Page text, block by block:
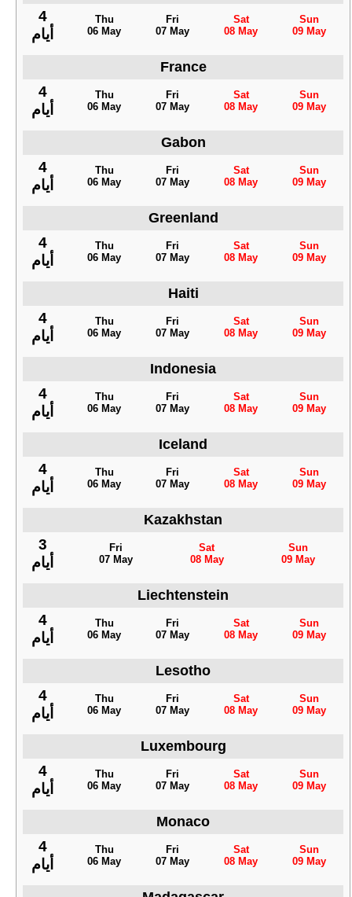
4
أيام
Thu
06 May
Fri
07 May
Sat
08 May
Sun
09 May
France
4
أيام
Thu
06 May
Fri
07 May
Sat
08 May
Sun
09 May
Gabon
4
أيام
Thu
06 May
Fri
07 May
Sat
08 May
Sun
09 May
Greenland
4
أيام
Thu
06 May
Fri
07 May
Sat
08 May
Sun
09 May
Haiti
4
أيام
Thu
06 May
Fri
07 May
Sat
08 May
Sun
09 May
Indonesia
4
أيام
Thu
06 May
Fri
07 May
Sat
08 May
Sun
09 May
Iceland
4
أيام
Thu
06 May
Fri
07 May
Sat
08 May
Sun
09 May
Kazakhstan
3
أيام
Fri
07 May
Sat
08 May
Sun
09 May
Liechtenstein
4
أيام
Thu
06 May
Fri
07 May
Sat
08 May
Sun
09 May
Lesotho
4
أيام
Thu
06 May
Fri
07 May
Sat
08 May
Sun
09 May
Luxembourg
4
أيام
Thu
06 May
Fri
07 May
Sat
08 May
Sun
09 May
Monaco
4
أيام
Thu
06 May
Fri
07 May
Sat
08 May
Sun
09 May